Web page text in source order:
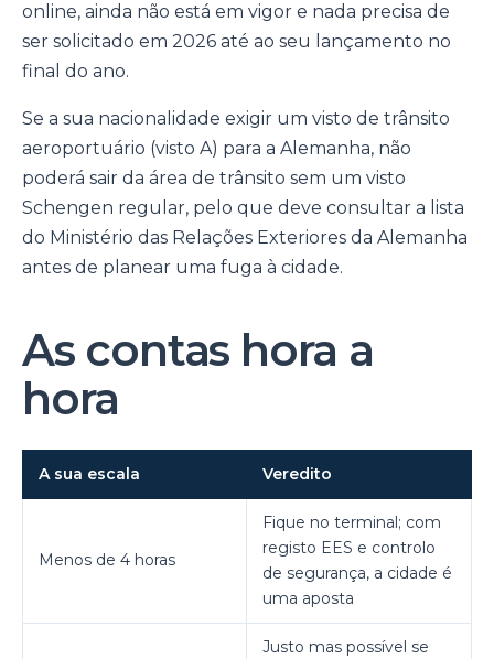
online, ainda não está em vigor e nada precisa de
ser solicitado em 2026 até ao seu lançamento no
final do ano.
Se a sua nacionalidade exigir um visto de trânsito
aeroportuário (visto A) para a Alemanha, não
poderá sair da área de trânsito sem um visto
Schengen regular, pelo que deve consultar a lista
do Ministério das Relações Exteriores da Alemanha
antes de planear uma fuga à cidade.
As contas hora a
hora
A sua escala Veredito
Menos de 4 horas
Fique no terminal; com
registo EES e controlo
de segurança, a cidade é
uma aposta
Justo mas possível se